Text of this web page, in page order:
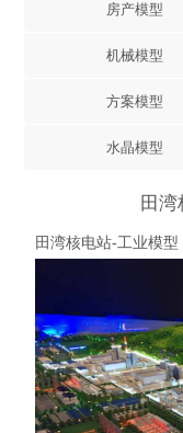
房产模型
机械模型
方案模型
水晶模型
田湾
田湾核电站-工业模型